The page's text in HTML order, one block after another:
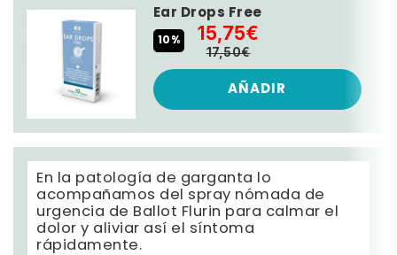
Ear Drops Free
10% 15,75€
17,50€
AÑADIR
En la patología de garganta lo
acompañamos del spray nómada de
urgencia de Ballot Flurin para calmar el
dolor y aliviar así el síntoma
rápidamente.